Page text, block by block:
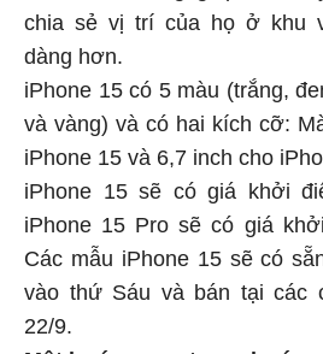
chia sẻ vị trí của họ ở khu
dàng hơn.
iPhone 15 có 5 màu (trắng,
và vàng) và có hai kích cỡ:
iPhone 15 và 6,7 inch cho
iPhone 15 sẽ có giá khởi
iPhone 15 Pro sẽ có giá
Các mẫu iPhone 15 sẽ có
vào thứ Sáu và bán tại các
22/9.